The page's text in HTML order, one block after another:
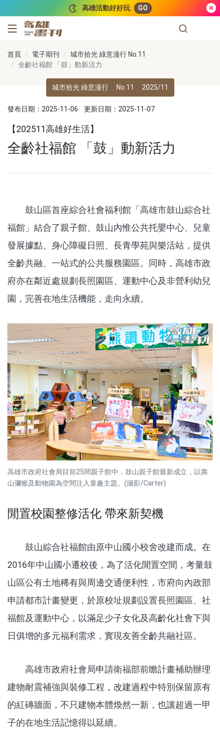
高雄活動好好玩 GO
高雄畫刊
首頁 電子期刊
城市拾光 綠意漫行 No.11
全齡社福館 「鼓」動新活力
城市拾光 綠意漫行 No.11 2025/11
發布日期：2025-11-06 更新日期：2025-11-07
【202511高雄好生活】
全齡社福館 「鼓」動新活力
鼓山區首座綜合社會福利館「高雄市鼓山綜合社
福館」結合了親子館、鼓山內惟公共托嬰中心、兒童
發展據點、身心障礙日照、長青學苑與樂活站，提供
全齡共融、一站式的公共服務園區。同時，高雄市政
府亦在鄰近處規劃長照園區、運動中心及非營利幼兒
園，完善在地生活機能，走向永續。
高雄市政府社會局目前25間親子館中，鼓山親子館最新成立，以壽
山彌猴及動物園為空間注入童趣主題。(攝影/Carter)
閒置校園整修活化 帶來新契機
鼓山綜合社福館由原中山國小校舍改建而成。在
2016年中山國小遷校後，為了活化閒置空間，考量鼓
山區公有土地稀有與周邊交通便利性，市府向內政部
申請都市計畫變更，於原校址規劃設置長照園區、社
福館及運動中心，以滿足少子女化及高齡化社會下與
日俱增的多元福利需求，實現友善全齡共融社區。
高雄市政府社會局申請衛福部前瞻計畫補助辦理
建物耐震補強與裝修工程，改建過程中特別保留原有
的紅磚牆面，不只建物本體煥然一新，也讓超過一甲
子的在地生活記憶得以延續。